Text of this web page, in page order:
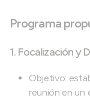
Programa
1. Focalización y
Objetivo:
reunión en un